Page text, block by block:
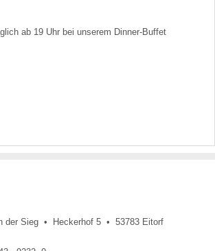
ab 19 Uhr bei unserem Dinner-Buffet
der Sieg • Heckerhof 5 • 53783 Eitorf